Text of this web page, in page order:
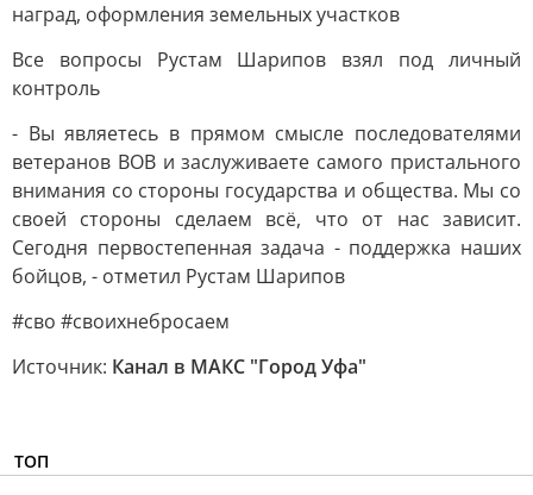
наград, оформления земельных участков
Все вопросы Рустам Шарипов взял под личный
контроль
- Вы являетесь в прямом смысле последователями
ветеранов ВОВ и заслуживаете самого пристального
внимания со стороны государства и общества. Мы со
своей стороны сделаем всё, что от нас зависит.
Сегодня первостепенная задача - поддержка наших
бойцов, - отметил Рустам Шарипов
#сво #своихнебросаем
Источник: Канал в МАКС "Город Уфа"
ТОП